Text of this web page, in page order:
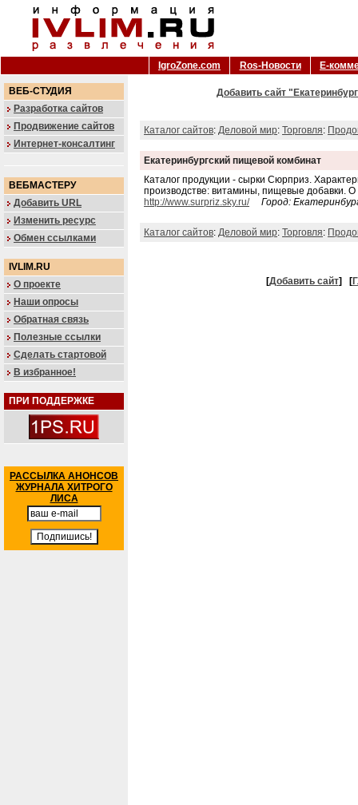
IgroZone.com Ros-Новости Е-
ВЕБ-СТУДИЯ
Разработка сайтов
Продвижение сайтов
Интернет-консалтинг
ВЕБМАСТЕРУ
Добавить URL
Изменить ресурс
Обмен ссылками
IVLIM.RU
О проекте
Наши опросы
Обратная связь
Полезные ссылки
Сделать стартовой
В избранное!
ПРИ ПОДДЕРЖКЕ
РАССЫЛКА АНОНСОВ
ЖУРНАЛА ХИТРОГО
ЛИСА
Добавить сайт
Каталог сайтов: Деловой мир: Торговля:
Екатеринбургский пищевой комбинат
Каталог продукции - сырки Сюрприз.
производстве: витамины, пищевые добавки. О
http://www.surpriz.sky.ru/
Город:
Каталог сайтов: Деловой мир: Торговля:
[Добавить сайт] [